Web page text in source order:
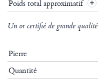
Poids total approximatif
Un or certifié de grande qualité
Pierre
Quantité